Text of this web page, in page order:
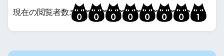
現在の閲覧者数: